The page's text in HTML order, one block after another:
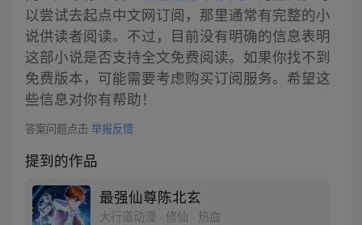
以尝试去起点中文网订阅，那里通常有完整的小
说供读者阅读。不过，目前没有明确的信息表明
这部小说是否支持全文免费阅读。如果你找不到
免费版本，可能需要考虑购买订阅服务。希望这
些信息对你有帮助！
答案问题点击 举报反馈
提到的作品
最强仙尊陈北玄
大行道动漫 · 修仙 · 热血